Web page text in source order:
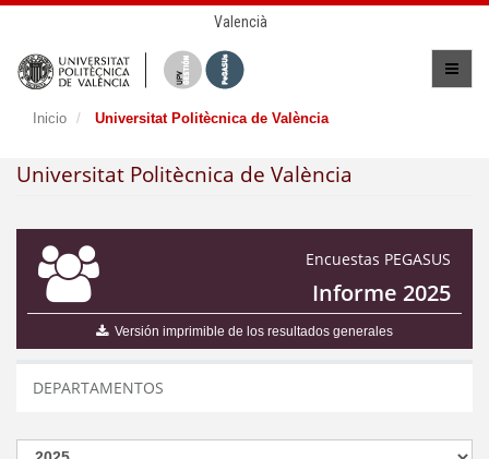
Valencià
Inicio Universitat Politècnica de València
Universitat Politècnica de València
Encuestas PEGASUS
Informe 2025
Versión imprimible de los resultados generales
DEPARTAMENTOS